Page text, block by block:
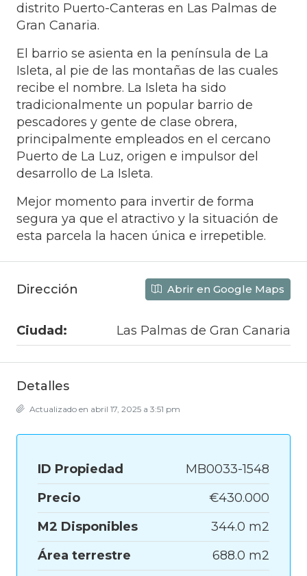
distrito Puerto-Canteras en Las Palmas de
Gran Canaria.
El barrio se asienta en la península de La
Isleta, al pie de las montañas de las cuales
recibe el nombre. La Isleta ha sido
tradicionalmente un popular barrio de
pescadores y gente de clase obrera,
principalmente empleados en el cercano
Puerto de La Luz, origen e impulsor del
desarrollo de La Isleta.
Mejor momento para invertir de forma
segura ya que el atractivo y la situación de
esta parcela la hacen única e irrepetible.
Dirección Abrir en Google Maps
Ciudad: Las Palmas de Gran Canaria
Detalles
Actualizado en abril 17, 2025 a 3:51 pm
ID Propiedad
MB0033-1548
Precio
€430.000
M2 Disponibles
344.0 m2
Área terrestre
688.0 m2